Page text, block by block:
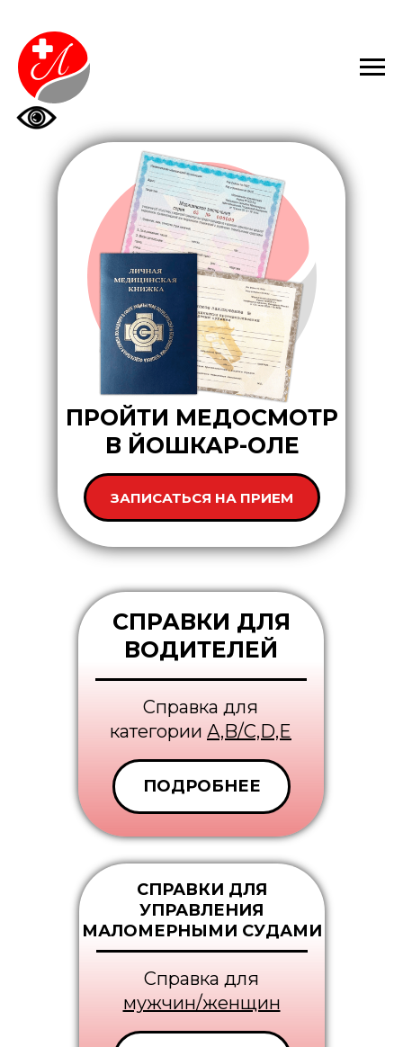
ЗАПИСАТЬСЯ НА ПРИЕМ
ПРОЙТИ МЕДОСМОТР
В ЙОШКАР-ОЛЕ
ПОДРОБНЕЕ
СПРАВКИ ДЛЯ
ВОДИТЕЛЕЙ
Справка для
категории А,B/С,D,E
СПРАВКИ ДЛЯ
УПРАВЛЕНИЯ
МАЛОМЕРНЫМИ СУДАМИ
Cправка для
мужчин/женщин